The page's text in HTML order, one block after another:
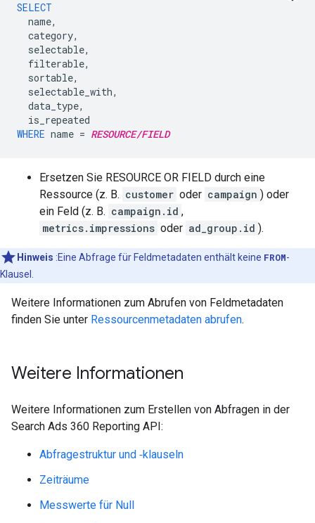
SELECT
name,
category,
selectable,
filterable,
sortable,
selectable_with,
data_type,
is_repeated
WHERE name = RESOURCE/FIELD
Ersetzen Sie RESOURCE OR FIELD durch eine
Ressource (z. B. customer oder campaign ) oder
ein Feld (z. B. campaign.id ,
metrics.impressions oder ad_group.id ).
Hinweis :Eine Abfrage für Feldmetadaten enthält keine FROM-
Klausel.
Weitere Informationen zum Abrufen von Feldmetadaten
finden Sie unter Ressourcenmetadaten abrufen.
Weitere Informationen
Weitere Informationen zum Erstellen von Abfragen in der
Search Ads 360 Reporting API:
Abfragestruktur und ‑klauseln
Zeiträume
Messwerte für Null